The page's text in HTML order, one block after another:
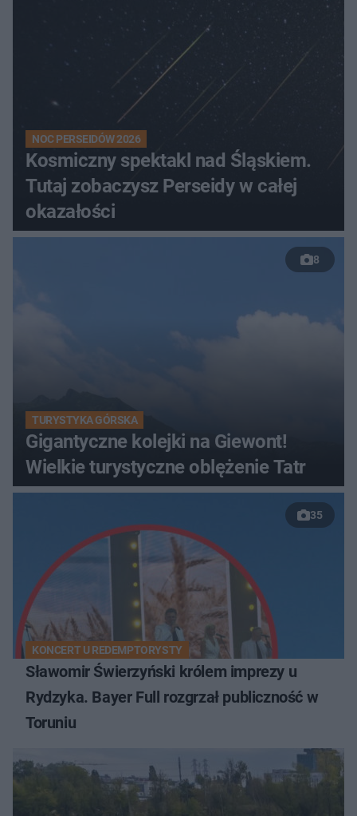
NOC PERSEIDÓW 2026
Kosmiczny spektakl nad Śląskiem.
Tutaj zobaczysz Perseidy w całej
okazałości
8
TURYSTYKA GÓRSKA
Gigantyczne kolejki na Giewont!
Wielkie turystyczne oblężenie Tatr
35
KONCERT U REDEMPTORYSTY
Sławomir Świerzyński królem imprezy u
Rydzyka. Bayer Full rozgrzał publiczność w
Toruniu